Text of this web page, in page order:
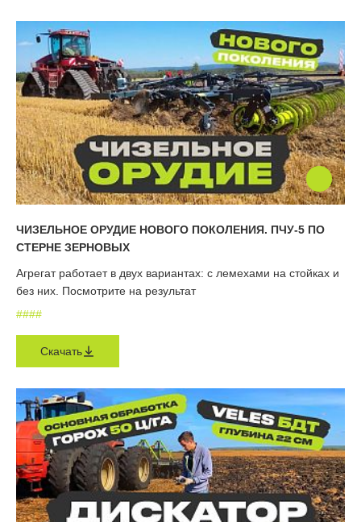
ЧИЗЕЛЬНОЕ ОРУДИЕ НОВОГО ПОКОЛЕНИЯ. ПЧУ-5 ПО
СТЕРНЕ ЗЕРНОВЫХ
Агрегат работает в двух вариантах: с лемехами на стойках и
без них. Посмотрите на результат
####
Скачать